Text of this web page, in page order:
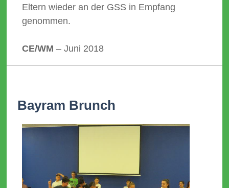
Eltern wieder an der GSS in Empfang
genommen.
CE/WM – Juni 2018
Bayram Brunch